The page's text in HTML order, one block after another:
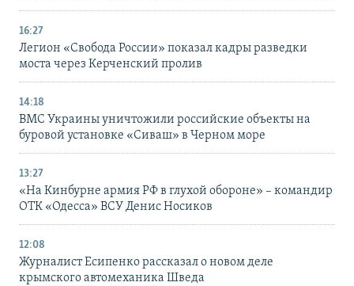
16:27
Легион «Свобода России» показал кадры разведки
моста через Керченский пролив
14:18
ВМС Украины уничтожили российские объекты на
буровой установке «Сиваш» в Черном море
13:27
«На Кинбурне армия РФ в глухой обороне» – командир
ОТК «Одесса» ВСУ Денис Носиков
12:08
Журналист Есипенко рассказал о новом деле
крымского автомеханика Шведа